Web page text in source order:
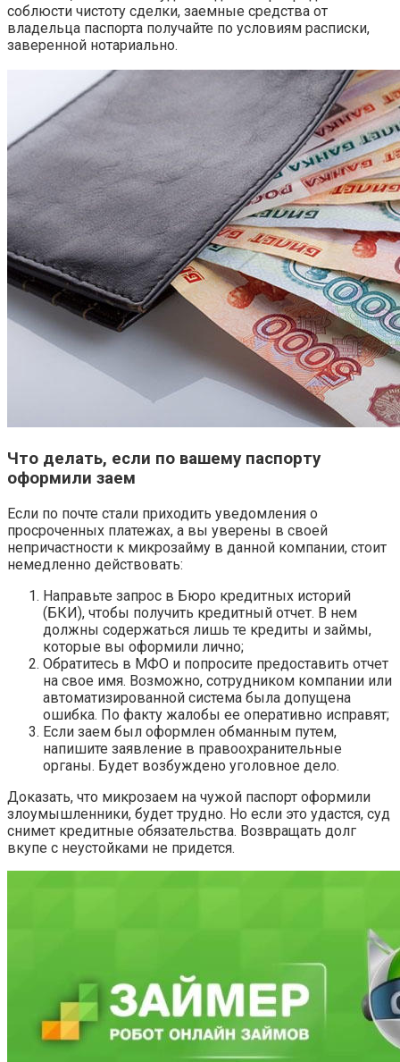
соблюсти чистоту сделки, заемные средства от
владельца паспорта получайте по условиям расписки,
заверенной нотариально.
Что делать, если по вашему паспорту
оформили заем
Если по почте стали приходить уведомления о
просроченных платежах, а вы уверены в своей
непричастности к микрозайму в данной компании, стоит
немедленно действовать:
Направьте запрос в Бюро кредитных историй
(БКИ), чтобы получить кредитный отчет. В нем
должны содержаться лишь те кредиты и займы,
которые вы оформили лично;
Обратитесь в МФО и попросите предоставить отчет
на свое имя. Возможно, сотрудником компании или
автоматизированной система была допущена
ошибка. По факту жалобы ее оперативно исправят;
Если заем был оформлен обманным путем,
напишите заявление в правоохранительные
органы. Будет возбуждено уголовное дело.
Доказать, что микрозаем на чужой паспорт оформили
злоумышленники, будет трудно. Но если это удастся, суд
снимет кредитные обязательства. Возвращать долг
вкупе с неустойками не придется.